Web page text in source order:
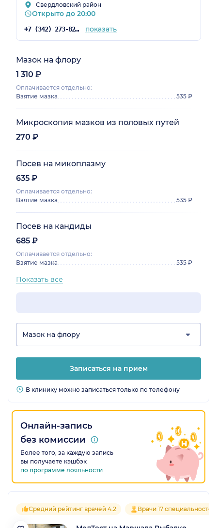
Свердловский район
Открыто до 20:00
+7 (342) 273-82-37 показать
Мазок на флору
1 310 ₽
Оплачивается отдельно:
Взятие мазка
535 ₽
Микроскопия мазков из половых путей
270 ₽
Посев на микоплазму
635 ₽
Оплачивается отдельно:
Взятие мазка
535 ₽
Посев на кандиды
685 ₽
Оплачивается отдельно:
Взятие мазка
535 ₽
Показать все
Мазок на флору
Записаться на прием
В клинику можно записаться только по телефону
Онлайн-запись
без комиссии
Более того, за каждую запись
вы получаете кэшбэк
по программе лояльности
Средний рейтинг врачей 4.2 Врачи 17 специальностей